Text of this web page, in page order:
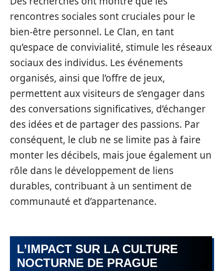
rencontres sociales sont cruciales pour le
bien-être personnel. Le Clan, en tant
qu’espace de convivialité, stimule les réseaux
sociaux des individus. Les événements
organisés, ainsi que l’offre de jeux,
permettent aux visiteurs de s’engager dans
des conversations significatives, d’échanger
des idées et de partager des passions. Par
conséquent, le club ne se limite pas à faire
monter les décibels, mais joue également un
rôle dans le développement de liens
durables, contribuant à un sentiment de
communauté et d’appartenance.
L’IMPACT SUR LA CULTURE
NOCTURNE DE PRAGUE